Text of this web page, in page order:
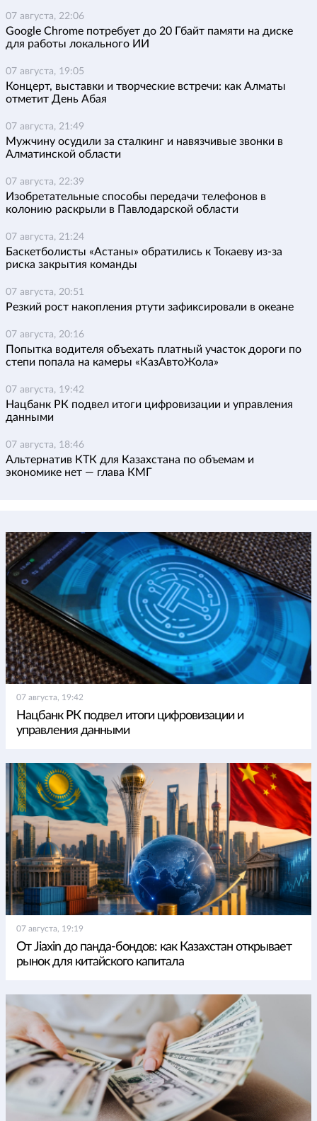
07 августа, 22:06
Google Chrome потребует до 20 Гбайт памяти на диске
для работы локального ИИ
07 августа, 19:05
Концерт, выставки и творческие встречи: как Алматы
отметит День Абая
07 августа, 21:49
Мужчину осудили за сталкинг и навязчивые звонки в
Алматинской области
07 августа, 22:39
Изобретательные способы передачи телефонов в
колонию раскрыли в Павлодарской области
07 августа, 21:24
Баскетболисты «Астаны» обратились к Токаеву из-за
риска закрытия команды
07 августа, 20:51
Резкий рост накопления ртути зафиксировали в океане
07 августа, 20:16
Попытка водителя объехать платный участок дороги по
степи попала на камеры «КазАвтоЖола»
07 августа, 19:42
Нацбанк РК подвел итоги цифровизации и управления
данными
07 августа, 18:46
Альтернатив КТК для Казахстана по объемам и
экономике нет — глава КМГ
07 августа, 19:42
Нацбанк РК подвел итоги цифровизации и
управления данными
07 августа, 19:19
От Jiaxin до панда-бондов: как Казахстан открывает
рынок для китайского капитала